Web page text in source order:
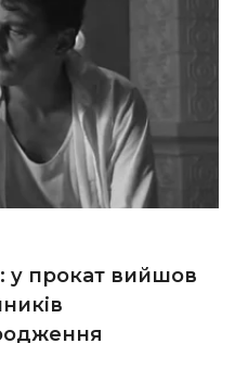
у прокат вийшов